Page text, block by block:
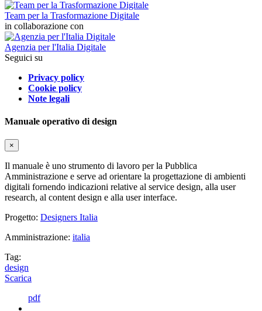
Team per la Trasformazione Digitale
in collaborazione con
Agenzia per l'Italia Digitale
Seguici su
Privacy policy
Cookie policy
Note legali
Manuale operativo di design
×
Il manuale è uno strumento di lavoro per la Pubblica
Amministrazione e serve ad orientare la progettazione di ambienti
digitali fornendo indicazioni relative al service design, alla user
research, al content design e alla user interface.
Progetto: Designers Italia
Amministrazione: italia
Tag:
design
Scarica
pdf